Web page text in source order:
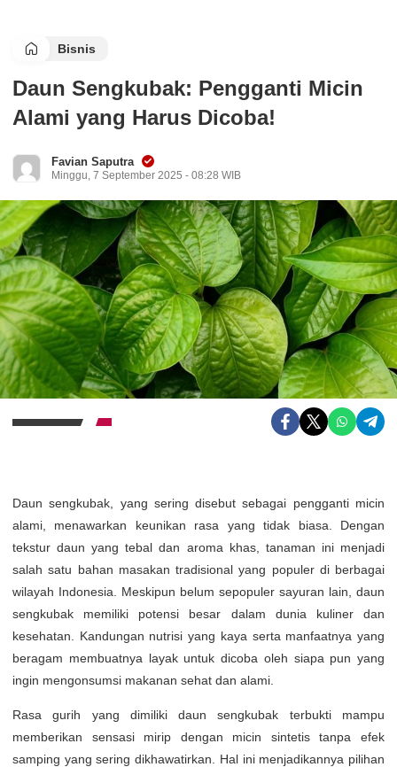
Bisnis
Daun Sengkubak: Pengganti Micin
Alami yang Harus Dicoba!
Favian Saputra
Minggu, 7 September 2025 - 08:28 WIB
Daun sengkubak, yang sering disebut sebagai pengganti micin
alami, menawarkan keunikan rasa yang tidak biasa. Dengan
tekstur daun yang tebal dan aroma khas, tanaman ini menjadi
salah satu bahan masakan tradisional yang populer di berbagai
wilayah Indonesia. Meskipun belum sepopuler sayuran lain, daun
sengkubak memiliki potensi besar dalam dunia kuliner dan
kesehatan. Kandungan nutrisi yang kaya serta manfaatnya yang
beragam membuatnya layak untuk dicoba oleh siapa pun yang
ingin mengonsumsi makanan sehat dan alami.
Rasa gurih yang dimiliki daun sengkubak terbukti mampu
memberikan sensasi mirip dengan micin sintetis tanpa efek
samping yang sering dikhawatirkan. Hal ini menjadikannya pilihan